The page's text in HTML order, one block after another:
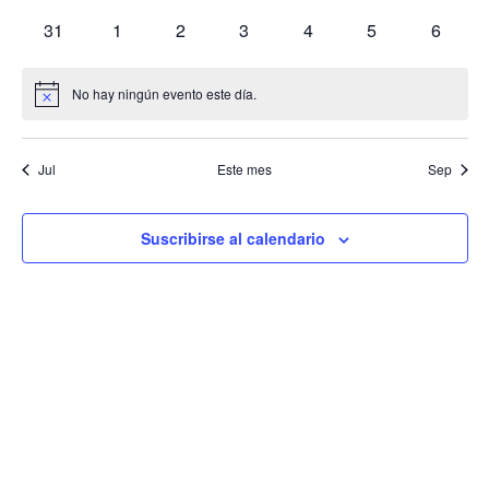
0
31
0
1
0
2
0
3
0
4
0
5
0
6
Aviso No hay ningún evento este día.
Jul Este mes Sep
Suscribirse al calendario